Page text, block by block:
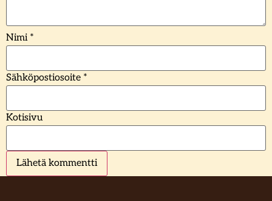
Nimi *
Sähköpostiosoite *
Kotisivu